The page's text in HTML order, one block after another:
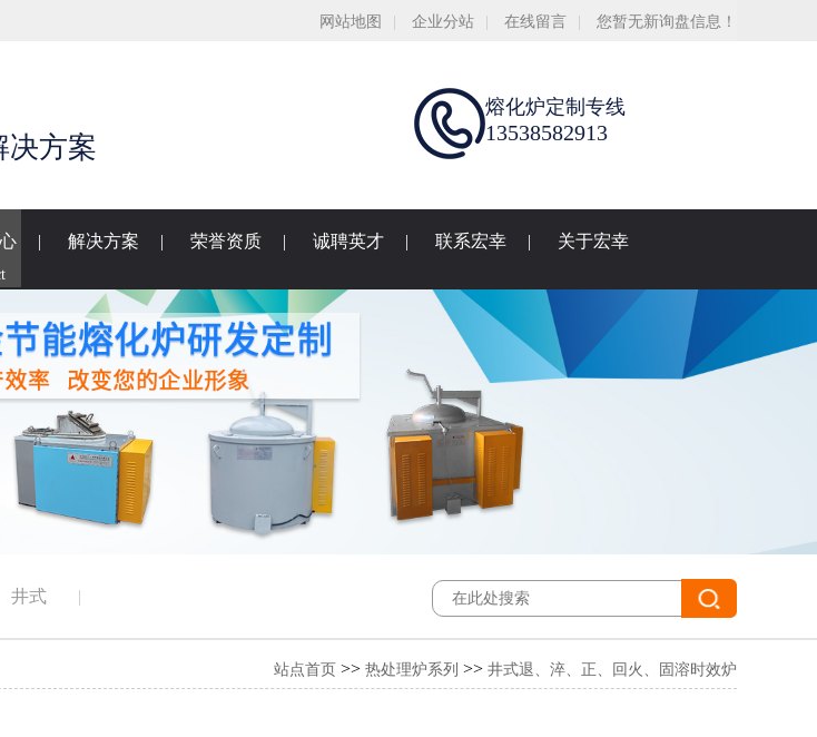
网站地图 企业分站 在线留言 您暂无新询盘信息！
决方案
熔化炉定制专线
13538582913
| 解决方案 | 荣誉资质 | 诚聘英才 | 联系宏幸 | 关于宏幸
井式 |
站点首页 >> 热处理炉系列 >> 井式退、淬、正、回火、固溶时效炉